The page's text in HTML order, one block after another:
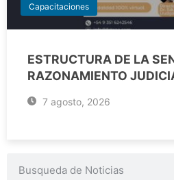
Capacitaciones
ESTRUCTURA DE LA
RAZONAMIENTO
7 agosto, 2026